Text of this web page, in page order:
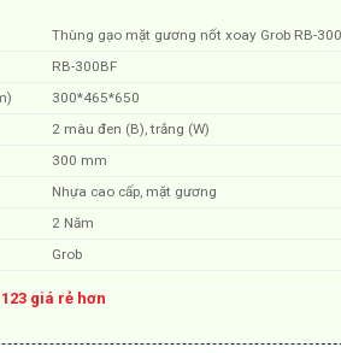
1.550.000₫.
Thùng gạo mặt gương nốt xoay Grob RB-
RB-300BF
300*465*650
2 màu đen (B), trắng (W)
300 mm
Nhựa cao cấp, mặt gương
2 Năm
Grob
giá rẻ hơn